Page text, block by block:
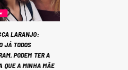
LARANJO:
JÁ TODOS
PODEM TER A
QUE A MINHA MÃE